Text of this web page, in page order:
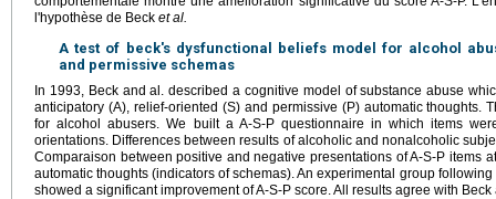
l'hypothèse de Beck et al.
A test of beck's dysfunctional beliefs model for alcohol
and permissive schemas
In 1993, Beck and al. described a cognitive model of substance abuse
anticipatory (A), relief-oriented (S) and permissive (P) automatic thoughts.
for alcohol abusers. We built a A-S-P questionnaire in which items
orientations. Differences between results of alcoholic and nonalcoholic
Comparaison between positive and negative presentations of A-S-P items
automatic thoughts (indicators of schemas). An experimental group
showed a significant improvement of A-S-P score. All results agree with